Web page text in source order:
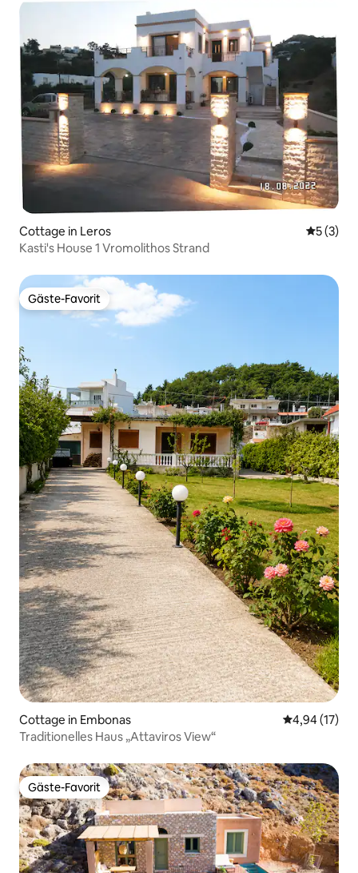
Cottage in Leros
5 (3)
Kasti's House 1 Vromolithos Strand
Gäste-Favorit
Gäste-Favorit
Cottage in Embonas
4,94 (17)
Traditionelles Haus „Attaviros View“
Gäste-Favorit
Gäste-Favorit